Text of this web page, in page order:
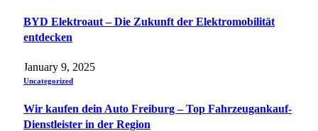
BYD Elektroaut – Die Zukunft der Elektromobilität
entdecken
January 9, 2025
Uncategorized
Wir kaufen dein Auto Freiburg – Top Fahrzeugankauf-
Dienstleister in der Region